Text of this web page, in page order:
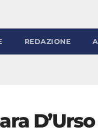
REDAZIONE